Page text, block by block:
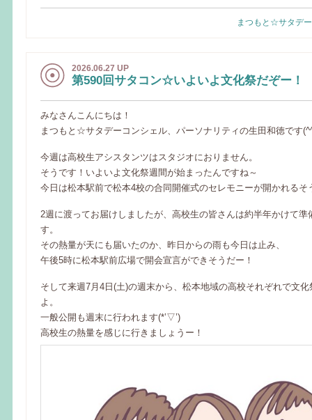
まつもと☆サタデ
2026.06.27 UP
第590回サタコン☆いよいよ文化祭だぞー！
みなさんこんにちは！
まつもと☆サタデーコンシェル、パーソナリティの生田和徳です
今週は高校生アシスタンツはスタジオにおりません。
そうです！いよいよ文化祭週間が始まったんですね～
今日は松本駅前で松本4校の合同開催式のセレモニーが開かれるそ
2週に渡ってお届けしましたが、高校生の皆さんは約半年かけて準
す。
その熱量が天にも届いたのか、昨日からの雨も今日は止み、
午後5時に松本駅前広場で開会宣言ができそうだー！
そして来週7月4日(土)の週末から、松本地域の高校それぞれで文
よ。
一般公開も週末に行われます(*’▽’)
高校生の熱量を感じに行きましょうー！